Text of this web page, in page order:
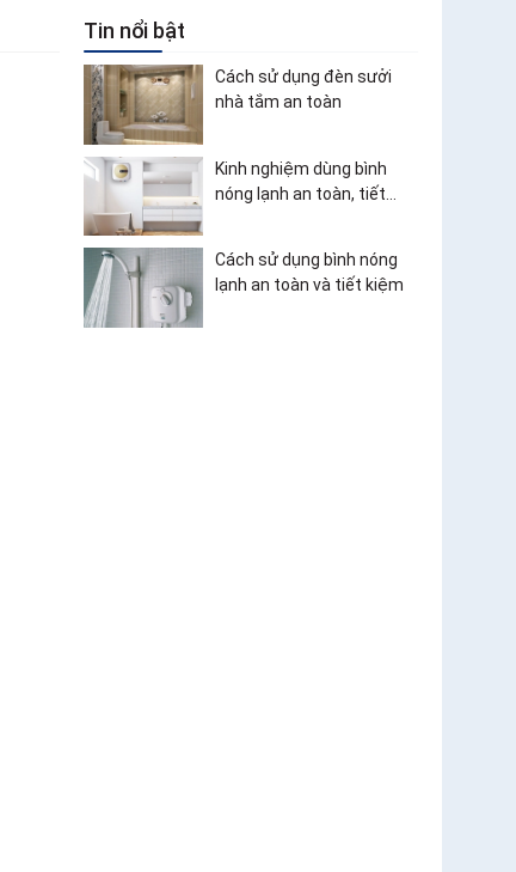
Tin nổi bật
Cách sử dụng đèn sưởi
nhà tắm an toàn
Kinh nghiệm dùng bình
nóng lạnh an toàn, tiết
Cách sử dụng bình nóng
lạnh an toàn và tiết kiệm